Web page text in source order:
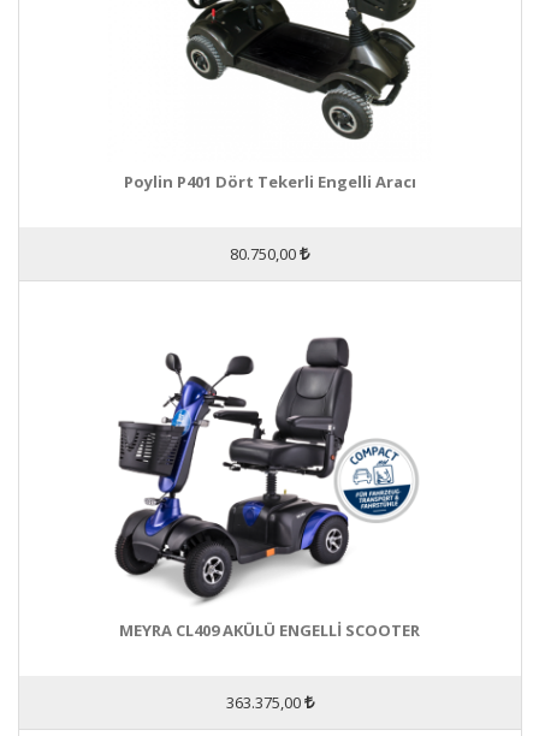
Poylin P401 Dört Tekerli Engelli Aracı
80.750,00
MEYRA CL409 AKÜLÜ ENGELLİ SCOOTER
363.375,00